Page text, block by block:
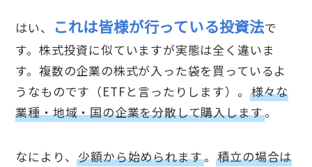
はい、 これは皆様が行っている投資法で
す。株式投資に似ていますが実態は全く違いま
す。複数の企業の株式が入った袋を買っているよ
うなものです（ETFと言ったりします）。 様々な
業種・地域・国の企業を分散して購入します。
なにより、少額から始められます。積立の場合は